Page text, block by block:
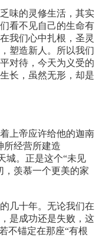
味的灵修生活，其实
看不见自己的生命有
我们心中扎根，圣灵
塑造新人。所以我们
对待，今天为义受的
长，虽然无形，却是
上帝应许给他的迦南
所经营所建造
城。正是这个“未见
，羡慕一个更美的家
几十年。无论我们在
是成功还是失败，这
不锚定在那座“有根